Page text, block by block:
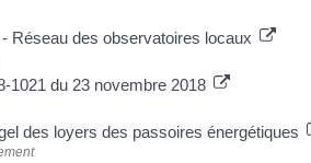
Réseau des observatoires locaux
1021 du 23 novembre 2018
des loyers des passoires énergétiques